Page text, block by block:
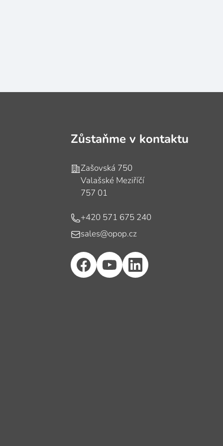
Zůstaňme v kontaktu
Adresa
Zašovská 750
Valašské Meziříčí
757 01
Telefon
+420 571 675 240
E-mail
sales@opop.cz